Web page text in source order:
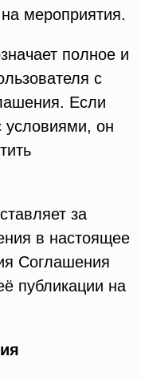
мероприятия.
полное и
с
Если
условиями, он
за
в настоящее
Соглашения
публикации на